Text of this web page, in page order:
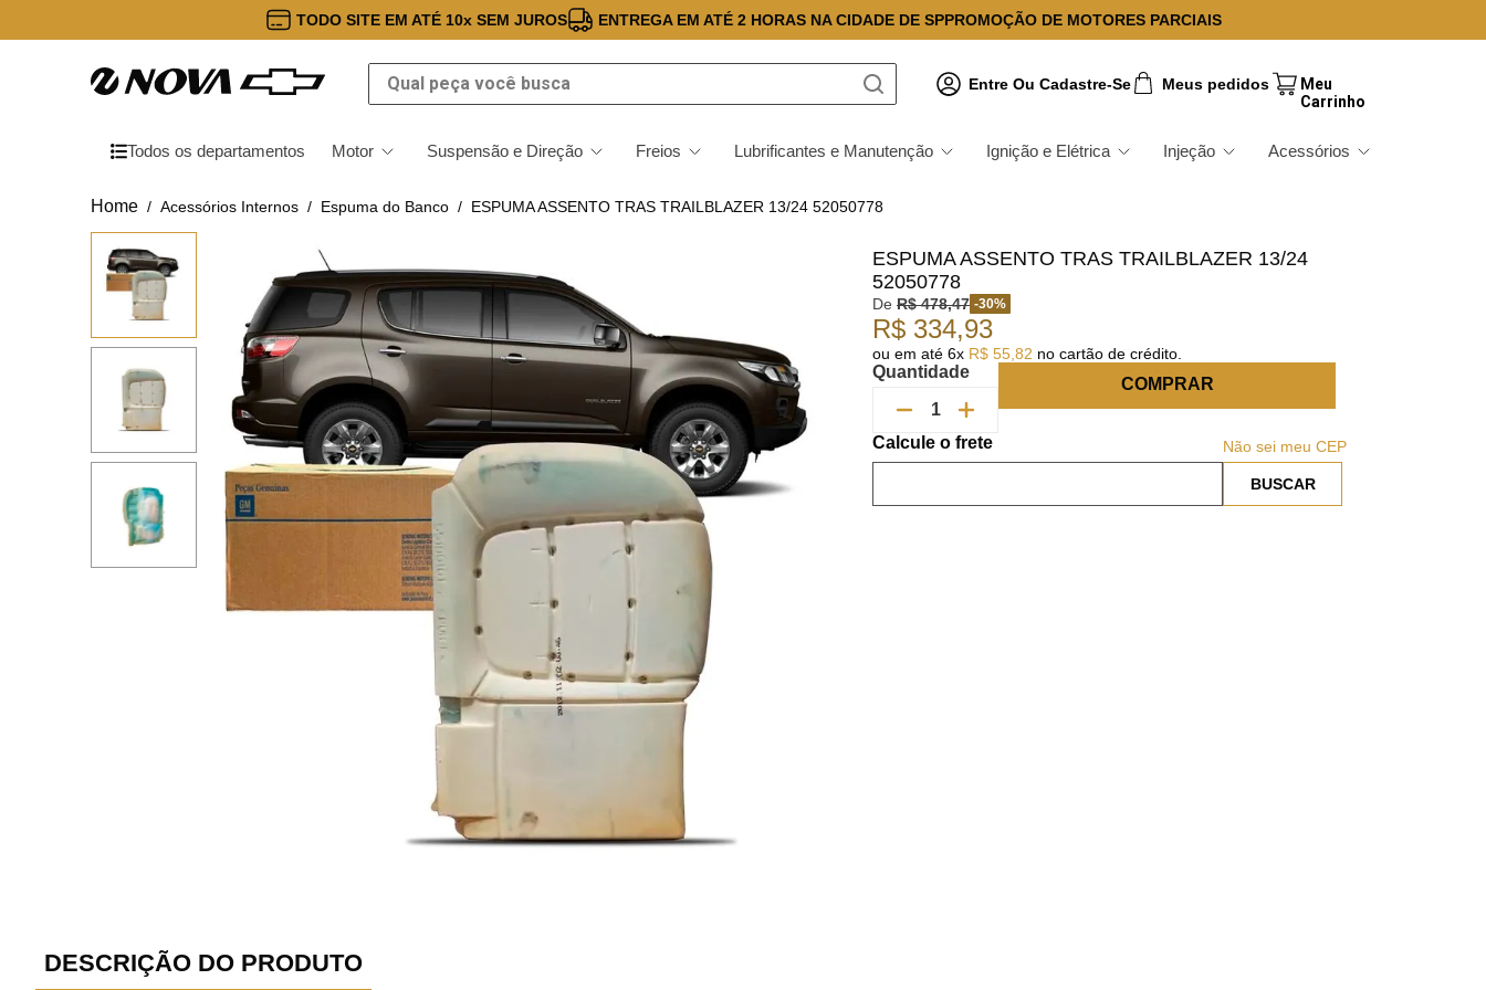
TODO SITE EM ATÉ 10x SEM JUROS ENTREGA EM ATÉ 2 HORAS NA CIDADE DE SPPROMOÇÃO DE MOTORES PARCIAIS
Qual peça você busca
Entre Ou Cadastre-Se Meus pedidos
Todos os departamentos Motor Suspensão e Direção Freios Lubrificantes e Manutenção Ignição e Elétrica Injeção Acessórios
Acessórios Internos Espuma do Banco ESPUMA ASSENTO TRAS TRAILBLAZER 13/24 52050778
ESPUMA ASSENTO TRAS TRAILBLAZER 13/24
52050778
De R$ 478,47 -30%
R$ 334,93
ou em até 6x R$ 55 82 no cartão de crédito.
Quantidade
COMPRAR
Não sei meu CEP
DESCRIÇÃO DO PRODUTO